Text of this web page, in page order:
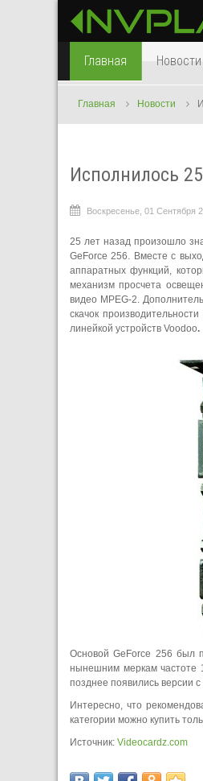
Главная Новости
Главная Новости
Исполнилось
Воскресенье, 01 Сентября
25 лет назад произошло
GeForce 256. Вместе с
аппаратных функций,
механизм просчета
видео MPEG-2.
скачок
линейкой устройств Voodoo.
Основой GeForce 256 был
нынешним меркам частоте
позднее появились версии
Интересно, что
категории можно купить
Источник: Videocardz.com